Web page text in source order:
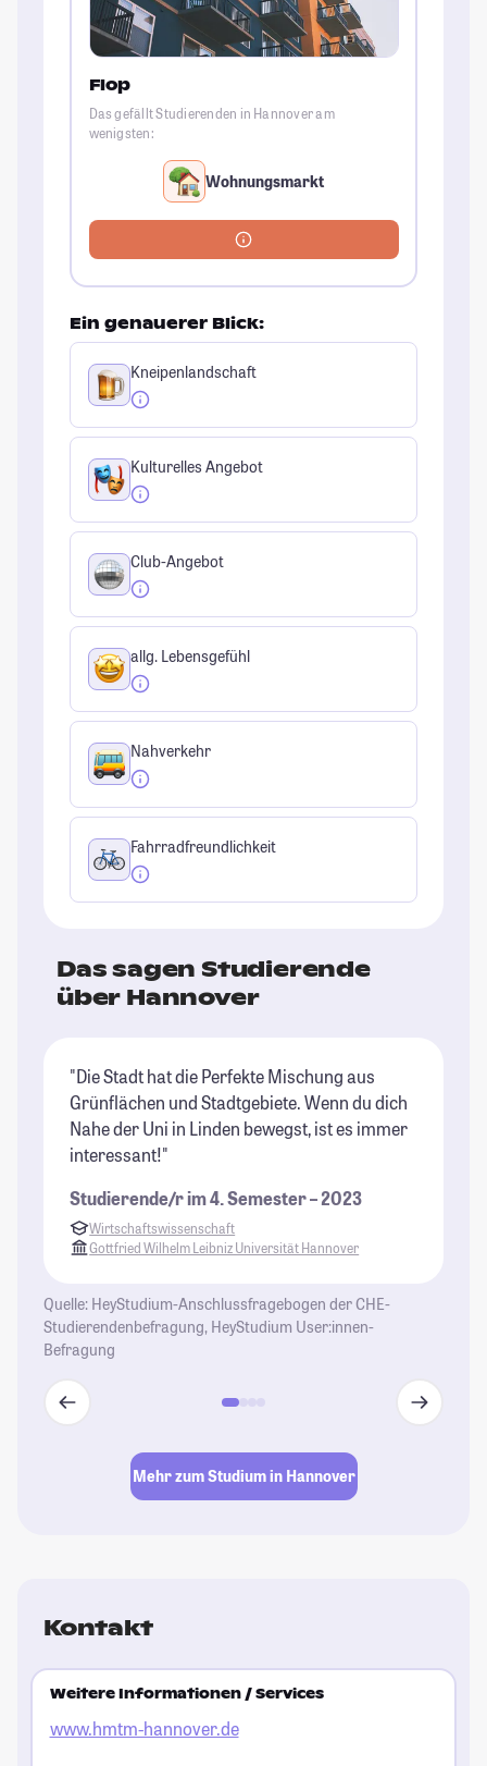
Flop
Das gefällt Studierenden in Hannover am
wenigsten:
Wohnungsmarkt
Ein genauerer Blick:
Kneipenlandschaft
Kulturelles Angebot
Club-Angebot
allg. Lebensgefühl
Nahverkehr
Fahrradfreundlichkeit
Das sagen Studierende
über Hannover
"Die Stadt hat die Perfekte Mischung aus
Grünflächen und Stadtgebiete. Wenn du dich
Nahe der Uni in Linden bewegst, ist es immer
interessant!"
Studierende/r im 4. Semester – 2023
Wirtschaftswissenschaft
Gottfried Wilhelm Leibniz Universität Hannover
Quelle: HeyStudium-Anschlussfragebogen der CHE-
Studierendenbefragung, HeyStudium User:innen-
Befragung
Mehr zum Studium in Hannover
Kontakt
Weitere Informationen / Services
www.hmtm-hannover.de